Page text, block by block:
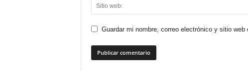
Guardar mi nombre, correo electrónico y sitio